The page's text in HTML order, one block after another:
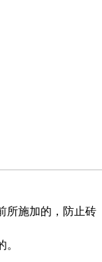
所施加的，防止砖